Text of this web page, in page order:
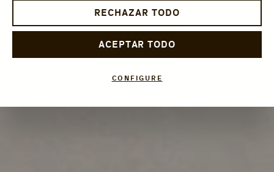
RECHAZAR TODO
ACEPTAR TODO
CONFIGURE